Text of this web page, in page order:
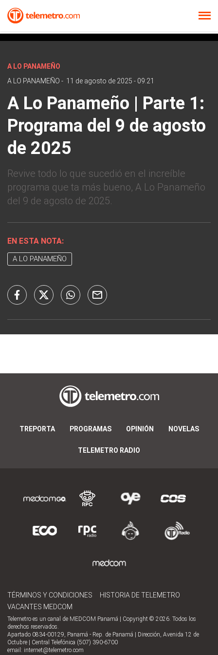
A LO PANAMEÑO
A LO PANAMEÑO - 11 de agosto de 2025 - 09:21
A Lo Panameño | Parte 1:
Programa del 9 de agosto
de 2025
Revive todo lo que sucedió en el increíble
programa que ta más bueno, A Lo Panameño
del 9 de agosto de 2025.
EN ESTA NOTA:
A LO PANAMEÑO
TREPORTA PROGRAMAS OPINIÓN NOVELAS
TELEMETRO RADIO
TÉRMINOS Y CONDICIONES
HISTORIA DE TELEMETRO
VACANTES MEDCOM
Telemetro es un canal de MEDCOM Panamá | Copyright © 2026. Todos los
derechos reservados.
Apartado 0834-00129, Panamá - Rep. de Panamá | Dirección, Avenida 12 de
Octubre | Central Telefónica (507) 390-6700
email: internet@telemetro.com